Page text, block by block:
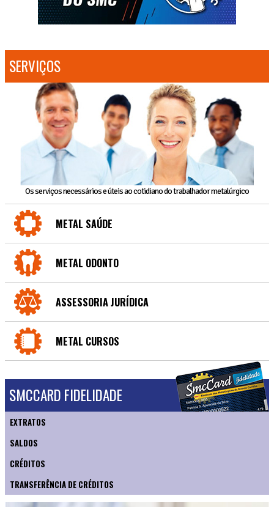
SERVIÇOS
Os serviços necessários e úteis ao cotidiano do trabalhador metalúrgico
METAL SAÚDE
METAL ODONTO
ASSESSORIA JURÍDICA
METAL CURSOS
SMCCARD FIDELIDADE
EXTRATOS
SALDOS
CRÉDITOS
TRANSFERÊNCIA DE CRÉDITOS